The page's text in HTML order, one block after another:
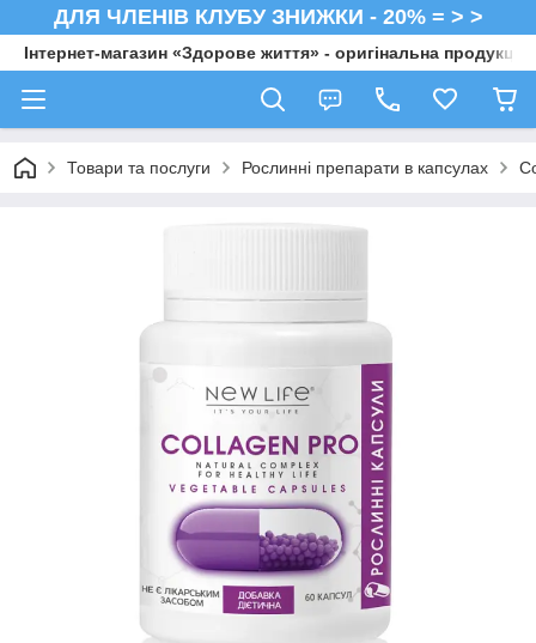
ДЛЯ ЧЛЕНІВ КЛУБУ ЗНИЖКИ - 20% = > >
Інтернет-магазин «Здорове життя» - оригінальна продукція
Товари та послуги Рослинні препарати в капсулах